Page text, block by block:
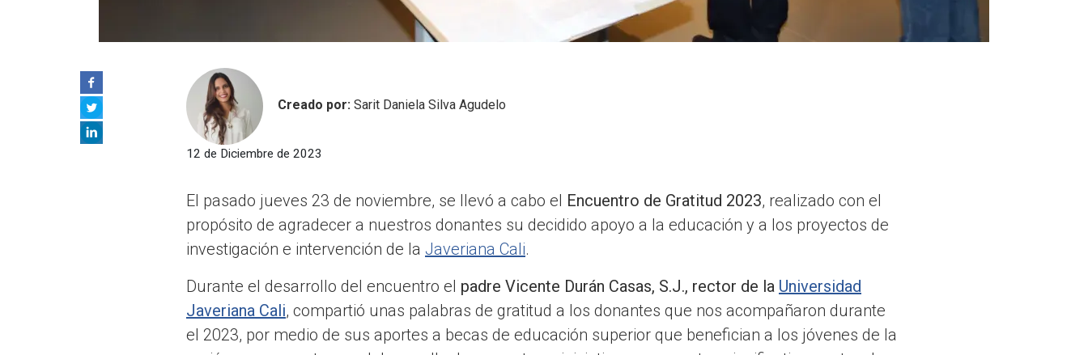
Creado por: Sarit Daniela Silva Agudelo
12 de Diciembre de 2023
El pasado jueves 23 de noviembre, se llevó a cabo el Encuentro de Gratitud 2023, realizado con el
propósito de agradecer a nuestros donantes su decidido apoyo a la educación y a los proyectos de
investigación e intervención de la Javeriana Cali.
Durante el desarrollo del encuentro el padre Vicente Durán Casas, S.J., rector de la Universidad
Javeriana Cali, compartió unas palabras de gratitud a los donantes que nos acompañaron durante
el 2023, por medio de sus aportes a becas de educación superior que benefician a los jóvenes de la